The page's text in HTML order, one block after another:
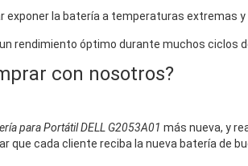
exponer la batería a temperaturas extremas
rendimiento óptimo durante muchos ciclos
con nosotros?
para Portátil DELL G2053A01 más nueva, y
que cada cliente reciba la nueva batería de